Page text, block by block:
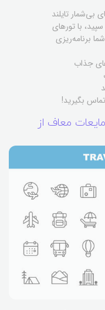
بی‌شمار تایلند
با تورهای
برنامه‌ریزی
جذاب
بگیرید!
معاف از